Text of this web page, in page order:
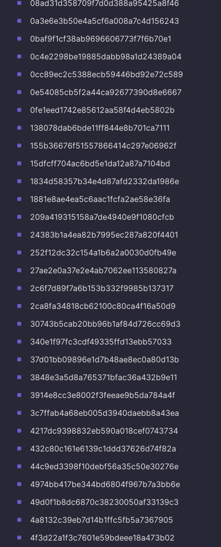
08ad31d358709f7d0d388a95425a8f46
0a3e6e3b50e4a5cf6a008a7c4d156243
0baf9f1cf38ab9696606773f7f6b70e1
0c4e2298be19885dabb98a1d24389a04
0cc89ec2c5388ecb59446bd92e72c589
0e54085cb5f2a44ca92677390d8e6667
0fe1eed1742e85612aa58f4d4eb5802b
138078dab6bde11ff844e8b701ca7111
155b36676f51557866414c297e06962f
15dfcff704ac6bd5e1da12a87a7104bd
1834d58357b34e4d87afd2332da1986e
1881e8ae4ea5c6aac1fcfa2ae58e36fa
209a419315158a7de4940e9f1080cfcb
24383b1a4ea82b7995ec287a820f4401
252f12dc32c154a1b6a2a0030d0fb49e
27ae2e0a37e2e4ab7062ee113580827a
2c6f7d89f7a6b153b332f9985b137317
2ca8fa34818cb62100c80ca4f16a50d9
30743b5cab20bb96b1af84d726cc69d3
340e1f97fc3cdf49335ffd13ebb57033
37d01bb09896e1d7b48ae8ec0a80d13b
3848e3a5d8a765371bfac36a432b9e11
3914e8cc3e8002f3feeae9b5da784a4f
3c7ffab4a68eb005d3940daebb8a43ea
4217dc9398832eb590a018cef0743734
432c80c161e6139c1ddd37626d74f82a
44c9ed3398f10debf56a35c50e30276e
4974bb417be344bd6804f967b7a3bb6e
49d0f1b8dc6870c38230050af33139c3
4a8132c39eb7d14b1ffc5fb5a7367905
4f3d22a1f3c7601e59bdeee18a473b02